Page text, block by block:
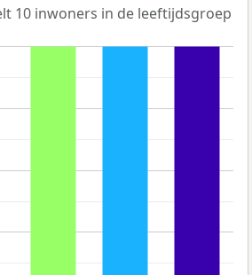
10 inwoners in de leeftijdsgroep